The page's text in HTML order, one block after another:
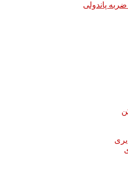
پاندولی